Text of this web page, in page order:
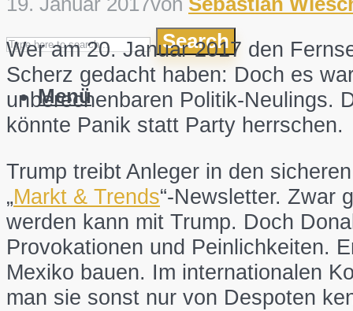
Search
Menü
Wer am 20. Januar 2017 den
Scherz gedacht haben: Doch es
unberechenbaren Politik-Neulings.
könnte Panik statt Party herrschen.
Trump treibt Anleger in den
„Markt & Trends“-Newsletter. Zwar
werden kann mit Trump. Doch
Provokationen und Peinlichkeiten.
Mexiko bauen. Im internationalen
man sie sonst nur von Despoten